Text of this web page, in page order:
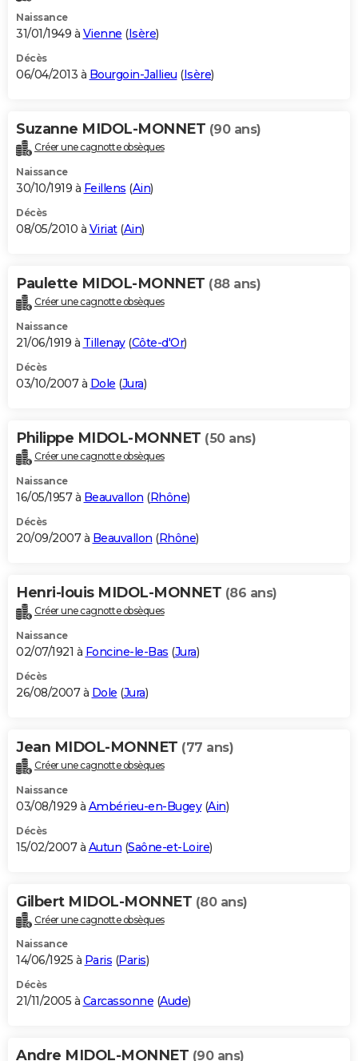
Naissance
31/01/1949 à Vienne (Isère)
Décès
06/04/2013 à Bourgoin-Jallieu (Isère)
Suzanne MIDOL-MONNET (90 ans)
Créer une cagnotte obsèques
Naissance
30/10/1919 à Feillens (Ain)
Décès
08/05/2010 à Viriat(Ain)
Paulette MIDOL-MONNET (88 ans)
Créer une cagnotte obsèques
Naissance
21/06/1919 à Tillenay(Côte-d'Or)
Décès
03/10/2007 à Dole (Jura)
Philippe MIDOL-MONNET (50 ans)
Créer une cagnotte obsèques
Naissance
16/05/1957 à Beauvallon (Rhône)
Décès
20/09/2007 à Beauvallon (Rhône)
Henri-louis MIDOL-MONNET (86 ans)
Créer une cagnotte obsèques
Naissance
02/07/1921 à Foncine-le-Bas (Jura)
Décès
26/08/2007 à Dole (Jura)
Jean MIDOL-MONNET (77 ans)
Créer une cagnotte obsèques
Naissance
03/08/1929 à Ambérieu-en-Bugey(Ain)
Décès
15/02/2007 à Autun (Saône-et-Loire)
Gilbert MIDOL-MONNET (80 ans)
Créer une cagnotte obsèques
Naissance
14/06/1925 à Paris (Paris)
Décès
21/11/2005 à Carcassonne (Aude)
Andre MIDOL-MONNET (90 ans)